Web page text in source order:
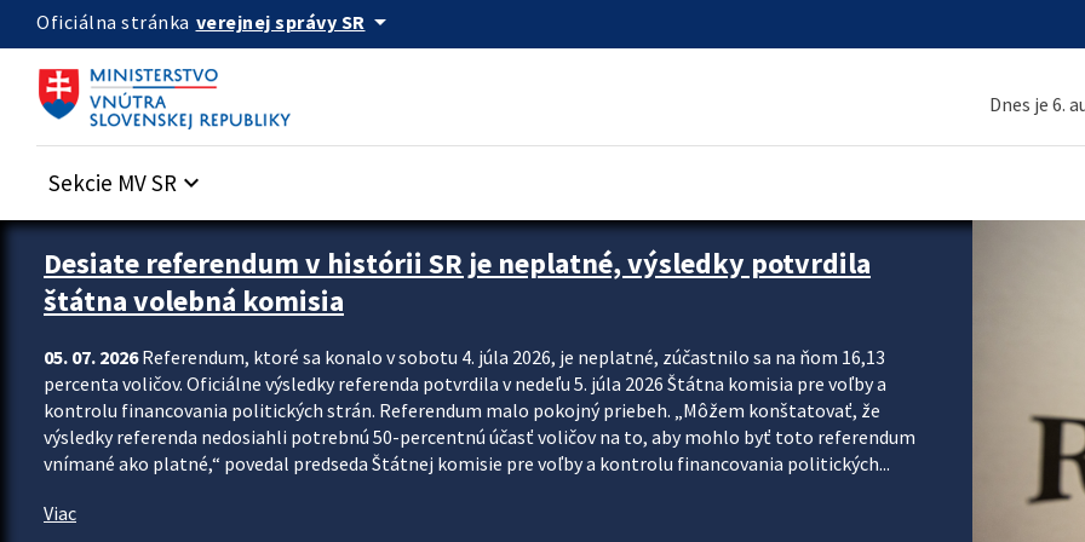
Preskocit na hlavný obsah
Oficiálna stránka verejnej správy SR arrow_drop_down
Dnes je 6.
Sekcie MV SR keyboard_arrow_down
Zastavit automatický posun upútavok
Desiate referendum v histórii SR je neplatné, výsledky potvrdila
štátna volebná komisia
05. 07. 2026Referendum, ktoré sa konalo v sobotu 4. júla 2026, je neplatné, zúčastnilo sa na ňom 16,13
percenta voličov. Oficiálne výsledky referenda potvrdila v nedeľu 5. júla 2026 Štátna komisia pre voľby a
kontrolu financovania politických strán. Referendum malo pokojný priebeh. „Môžem konštatovať, že
výsledky referenda nedosiahli potrebnú 50-percentnú účasť voličov na to, aby mohlo byť toto referendum
vnímané ako platné,“ povedal predseda Štátnej komisie pre voľby a kontrolu financovania politických...
Viac